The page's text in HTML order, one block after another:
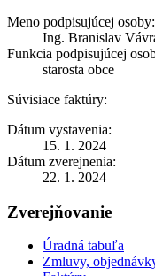
Meno podpisujúcej osoby:
Ing. Branislav
Funkcia podpisujúcej
starosta obce
Súvisiace faktúry:
Dátum vystavenia:
15. 1. 2024
Dátum zverejnenia:
22. 1. 2024
Zverejňovanie
Úradná tabuľa
Zmluvy,